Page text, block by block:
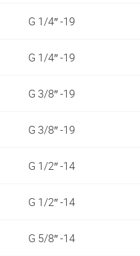
G 1/4″ -19
G 1/4″ -19
G 3/8″ -19
G 3/8″ -19
G 1/2″ -14
G 1/2″ -14
G 5/8″ -14